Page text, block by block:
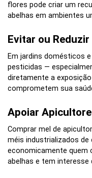
flores pode criar um
abelhas em ambientes
Evitar ou
Em jardins domésticos
pesticidas —
diretamente a
comprometem sua
Apoiar
Comprar mel de
méis industrializados
economicamente quem
abelhas e tem interesse